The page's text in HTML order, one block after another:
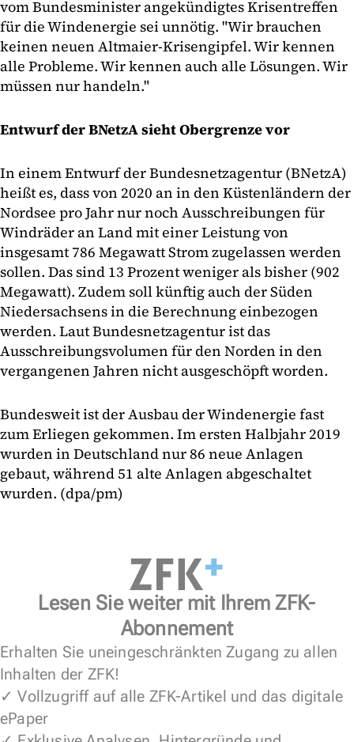
vom Bundesminister angekündigtes Krisentreffen
für die Windenergie sei unnötig. "Wir brauchen
keinen neuen Altmaier-Krisengipfel. Wir kennen
alle Probleme. Wir kennen auch alle Lösungen. Wir
müssen nur handeln."
Entwurf der BNetzA sieht Obergrenze vor
In einem Entwurf der Bundesnetzagentur (BNetzA)
heißt es, dass von 2020 an in den Küstenländern der
Nordsee pro Jahr nur noch Ausschreibungen für
Windräder an Land mit einer Leistung von
insgesamt 786 Megawatt Strom zugelassen werden
sollen. Das sind 13 Prozent weniger als bisher (902
Megawatt). Zudem soll künftig auch der Süden
Niedersachsens in die Berechnung einbezogen
werden. Laut Bundesnetzagentur ist das
Ausschreibungsvolumen für den Norden in den
vergangenen Jahren nicht ausgeschöpft worden.
Bundesweit ist der Ausbau der Windenergie fast
zum Erliegen gekommen. Im ersten Halbjahr 2019
wurden in Deutschland nur 86 neue Anlagen
gebaut, während 51 alte Anlagen abgeschaltet
wurden. (dpa/pm)
Lesen Sie weiter mit Ihrem ZFK-
Abonnement
Erhalten Sie uneingeschränkten Zugang zu allen
Inhalten der ZFK!
✓ Vollzugriff auf alle ZFK-Artikel und das digitale
ePaper